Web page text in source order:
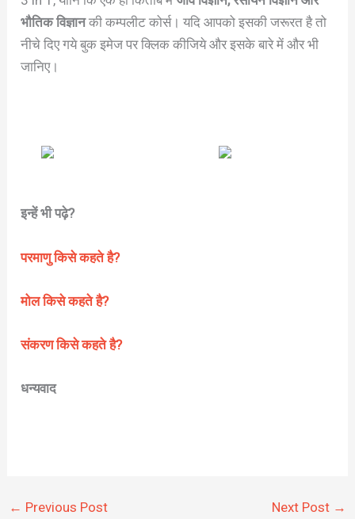
भौतिक विज्ञानकी कम्पलीट कोर्स। यदि आपको इसकी जरूरत है तो
नीचे दिए गये बुक इमेज पर क्लिक कीजिये और इसके बारे में और भी
जानिए।
इन्हें भी पढ़े?
परमाणु किसे कहते है?
मोल किसे कहते है?
संकरण किसे कहते है?
धन्यवाद
← Previous Post Next Post →